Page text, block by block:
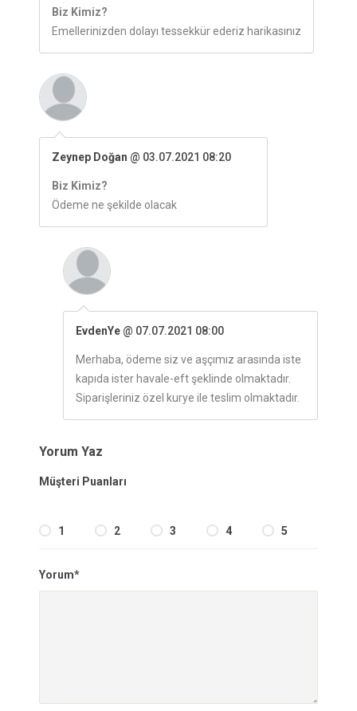
Biz Kimiz?
Emellerinizden dolayı tessekkür ederiz harikasınız
Zeynep Doğan @ 03.07.2021 08:20
Biz Kimiz?
Ödeme ne şekilde olacak
EvdenYe @ 07.07.2021 08:00
Merhaba, ödeme siz ve aşçımız arasında iste
kapıda ister havale-eft şeklinde olmaktadır.
Siparişleriniz özel kurye ile teslim olmaktadır.
Yorum Yaz
Müşteri Puanları
1 2 3 4 5
Yorum*